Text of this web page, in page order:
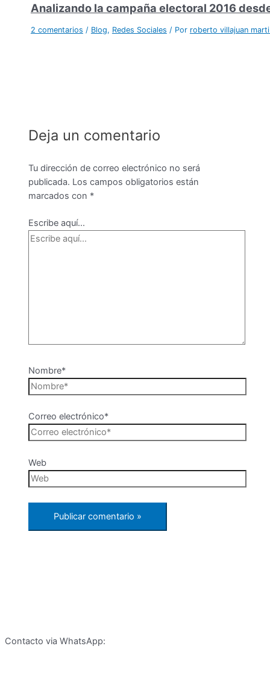
Analizando la campaña electoral 2016
2 comentarios / Blog, Redes Sociales / Por roberto villajuan
Deja un comentario
Tu dirección de correo electrónico no será
publicada. Los campos obligatorios están
marcados con *
Escribe aquí...
Nombre*
Correo electrónico*
Web
Contacto via WhatsApp: